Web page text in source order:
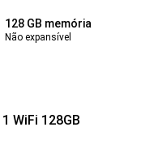
128 GB memória
Não expansível
WiFi 128GB